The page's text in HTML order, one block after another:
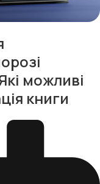
можливі
книги